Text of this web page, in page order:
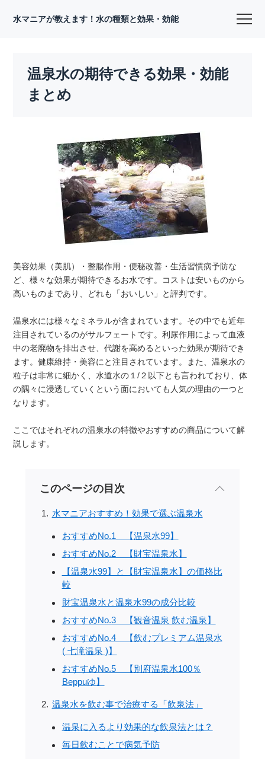
水マニアが教えます！水の種類と効果・効能
温泉水の期待できる効果・効能
まとめ
美容効果（美肌）・整腸作用・便秘改善・生活習慣病予防な
ど、様々な効果が期待できるお水です。コストは安いものから
高いものまであり、どれも「おいしい」と評判です。
温泉水には様々なミネラルが含まれています。その中でも近年
注目されているのがサルフェートです。利尿作用によって血液
中の老廃物を排出させ、代謝を高めるといった効果が期待でき
ます。健康維持・美容にと注目されています。また、温泉水の
粒子は非常に細かく、水道水の１/２以下とも言われており、体
の隅々に浸透していくという面においても人気の理由の一つと
なります。
ここではそれぞれの温泉水の特徴やおすすめの商品について解
説します。
このページの目次
水マニアおすすめ！効果で選ぶ温泉水
おすすめNo.1 【温泉水99】
おすすめNo.2 【財宝温泉水】
【温泉水99】と【財宝温泉水】の価格比
較
財宝温泉水と温泉水99の成分比較
おすすめNo.3 【観音温泉 飲む温泉】
おすすめNo.4 【飲むプレミアム温泉水
( 七滝温泉 )】
おすすめNo.5 【別府温泉水100％
Beppuゆ】
温泉水を飲む事で治療する「飲泉法」
温泉に入るより効果的な飲泉法とは？
毎日飲むことで病気予防